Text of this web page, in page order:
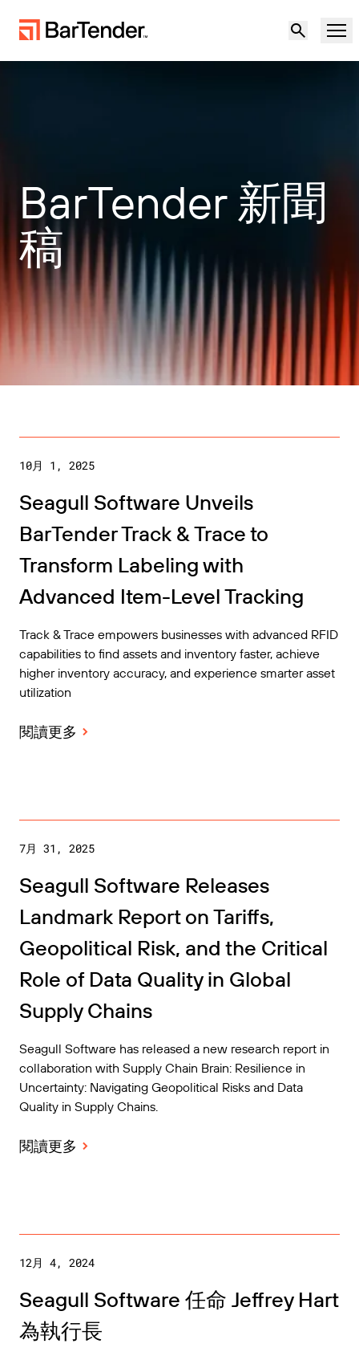
標籤軟體
雲端標籤
Track & Trace
標籤設計
列印
標準
整合
產品
歡迎免費試用
解決方案概觀
使用案例
運輸與物流
按產業搜尋
製藥
標準
Amazon Transparency
RFID
不確定性中的韌性：因應供應鏈中的地緣政治
風險與資料品質挑戰
下載印表機驅動程式
專業服務
學習
部落格
資源庫
條碼指南
關於我們
職涯
新聞中心
合作夥伴
成為合作夥伴
擴大企業規模。為客戶提供更多服務。與 BarTender
透過合作夥伴目錄尋找 BarTender 合作夥伴並要求報
價和服務。
合作夥伴入口網站
已經是 BarTender 的合作夥伴了嗎？了解如何登入合
支援
聯絡支援人員
提交支援請求，取得目前提供支援的 BarTender 產品
技術協助。
支援方案
為業務需求適時取得支援。
聯絡銷售人員
BarTender Cloud
BarTender 新聞
稿
10月 1, 2025
Seagull Software Unveils
BarTender Track & Trace to
Transform Labeling with
Advanced Item-Level Tracking
Track & Trace empowers businesses with advanced RFID
capabilities to find assets and inventory faster, achieve
higher inventory accuracy, and experience smarter asset
utilization
閱讀更多
7月 31, 2025
Seagull Software Releases
Landmark Report on Tariffs,
Geopolitical Risk, and the Critical
Role of Data Quality in Global
Supply Chains
Seagull Software has released a new research report in
collaboration with Supply Chain Brain: Resilience in
Uncertainty: Navigating Geopolitical Risks and Data
Quality in Supply Chains.
閱讀更多
12月 4, 2024
Seagull Software 任命 Jeffrey Hart
為執行長